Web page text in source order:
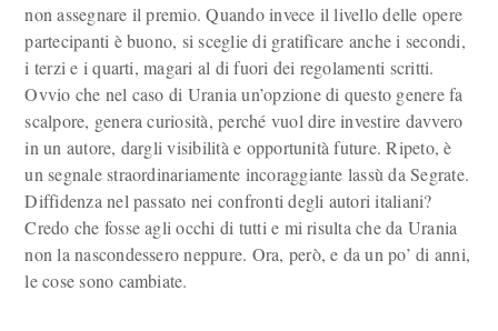
non assegnare il premio. Quando invece il livello delle opere
partecipanti è buono, si sceglie di gratificare anche i secondi,
i terzi e i quarti, magari al di fuori dei regolamenti scritti.
Ovvio che nel caso di Urania un’opzione di questo genere fa
scalpore, genera curiosità, perché vuol dire investire davvero
in un autore, dargli visibilità e opportunità future. Ripeto, è
un segnale straordinariamente incoraggiante lassù da Segrate.
Diffidenza nel passato nei confronti degli autori italiani?
Credo che fosse agli occhi di tutti e mi risulta che da Urania
non la nascondessero neppure. Ora, però, e da un po’ di anni,
le cose sono cambiate.